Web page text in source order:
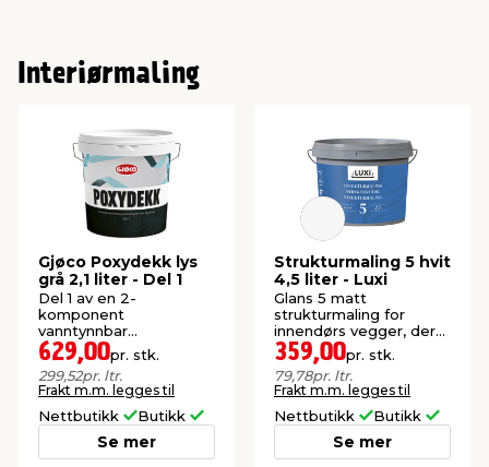
Interiørmaling
Gjøco Poxydekk lys
grå 2,1 liter - Del 1
Del 1 av en 2-
komponent
vanntynnbar
epoxymaling for gulv og
vegg.
629,00pr. stk.
299,52pr. ltr.
Frakt m.m. legges til
Nettbutikk Butikk
Se mer
Strukturmaling 5 hvit
4,5 liter - Luxi
Glans 5 matt
strukturmaling for
innendørs vegger, der
det ønskes en kornet
struktur.
359,00pr. stk.
79,78pr. ltr.
Frakt m.m. legges til
Nettbutikk Butikk
Se mer